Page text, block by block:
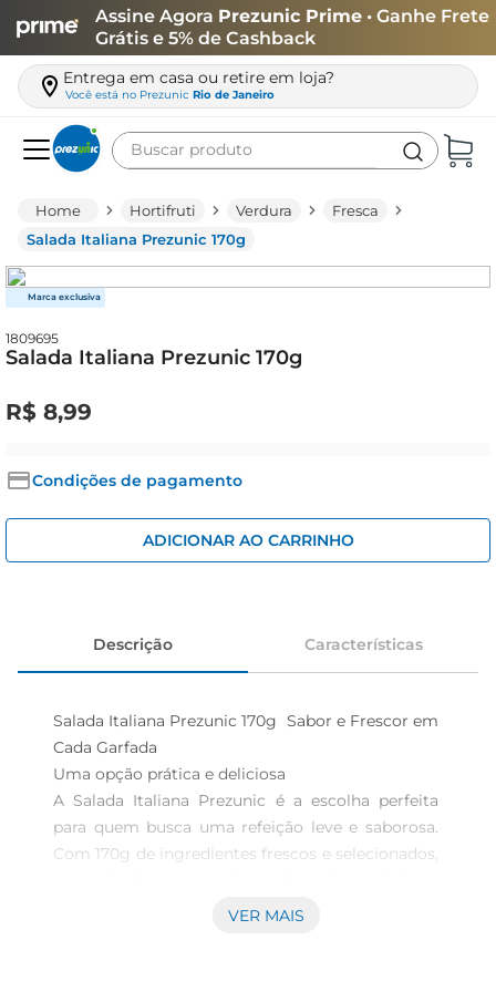
Assine Agora Prezunic Prime • Ganhe Frete
Grátis e 5% de Cashback
Entrega em casa ou retire em loja?
Você está no Prezunic Rio de Janeiro
Buscar produto
Hortifruti Verdura
Fresca
Salada Italiana Prezunic 170g
1809695
Salada Italiana Prezunic 170g
R$ 8,99
Condições de pagamento
ADICIONAR AO CARRINHO
Descrição Características
Salada Italiana Prezunic 170g  Sabor e Frescor em
Cada Garfada
Uma opção prática e deliciosa
A Salada Italiana Prezunic é a escolha perfeita
para quem busca uma refeição leve e saborosa.
Com 170g de ingredientes frescos e selecionados,
para o seu dia a dia. Ideal para acompanhar pratos
VER MAIS
leite
café
queijo
azeite
iogurte
papel higiênico